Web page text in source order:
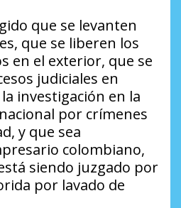
que se levanten
que se liberen los
en el exterior, que se
judiciales en
investigación en la
por crímenes
y que sea
colombiano,
siendo juzgado por
por lavado de